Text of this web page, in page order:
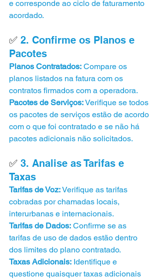
e corresponde ao ciclo de faturamento
acordado.
✅ 2. Confirme os Planos e
Pacotes
Planos Contratados: Compare os
planos listados na fatura com os
contratos firmados com a operadora.
Pacotes de Serviços: Verifique se todos
os pacotes de serviços estão de acordo
com o que foi contratado e se não há
pacotes adicionais não solicitados.
✅ 3. Analise as Tarifas e
Taxas
Tarifas de Voz: Verifique as tarifas
cobradas por chamadas locais,
interurbanas e internacionais.
Tarifas de Dados: Confirme se as
tarifas de uso de dados estão dentro
dos limites do plano contratado.
Taxas Adicionais: Identifique e
questione quaisquer taxas adicionais